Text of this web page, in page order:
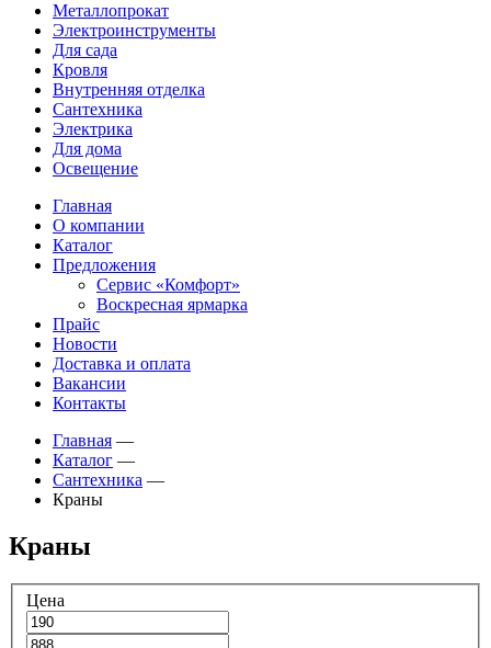
Металлопрокат
Электроинструменты
Для сада
Кровля
Внутренняя отделка
Сантехника
Электрика
Для дома
Освещение
Главная
О компании
Каталог
Предложения
Сервис «Комфорт»
Воскресная ярмарка
Прайс
Новости
Доставка и оплата
Вакансии
Контакты
Главная —
Каталог —
Сантехника —
Краны
Краны
Цена